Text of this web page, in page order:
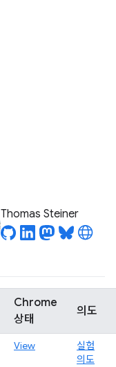
Thomas Steiner
Chrome
상태
의도
View
실험
의도